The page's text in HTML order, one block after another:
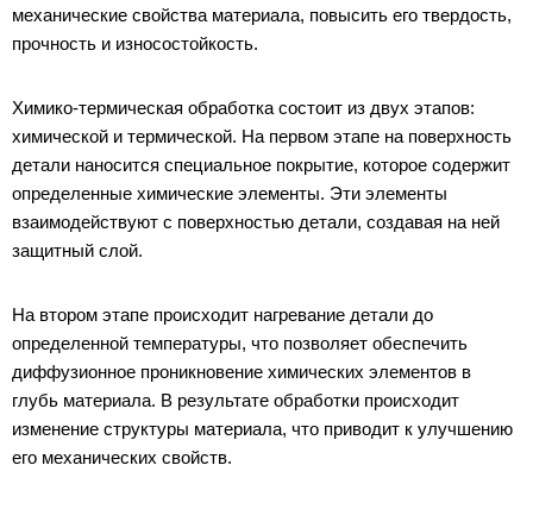
механические свойства материала, повысить его твердость,
прочность и износостойкость.
Химико-термическая обработка состоит из двух этапов:
химической и термической. На первом этапе на поверхность
детали наносится специальное покрытие, которое содержит
определенные химические элементы. Эти элементы
взаимодействуют с поверхностью детали, создавая на ней
защитный слой.
На втором этапе происходит нагревание детали до
определенной температуры, что позволяет обеспечить
диффузионное проникновение химических элементов в
глубь материала. В результате обработки происходит
изменение структуры материала, что приводит к улучшению
его механических свойств.